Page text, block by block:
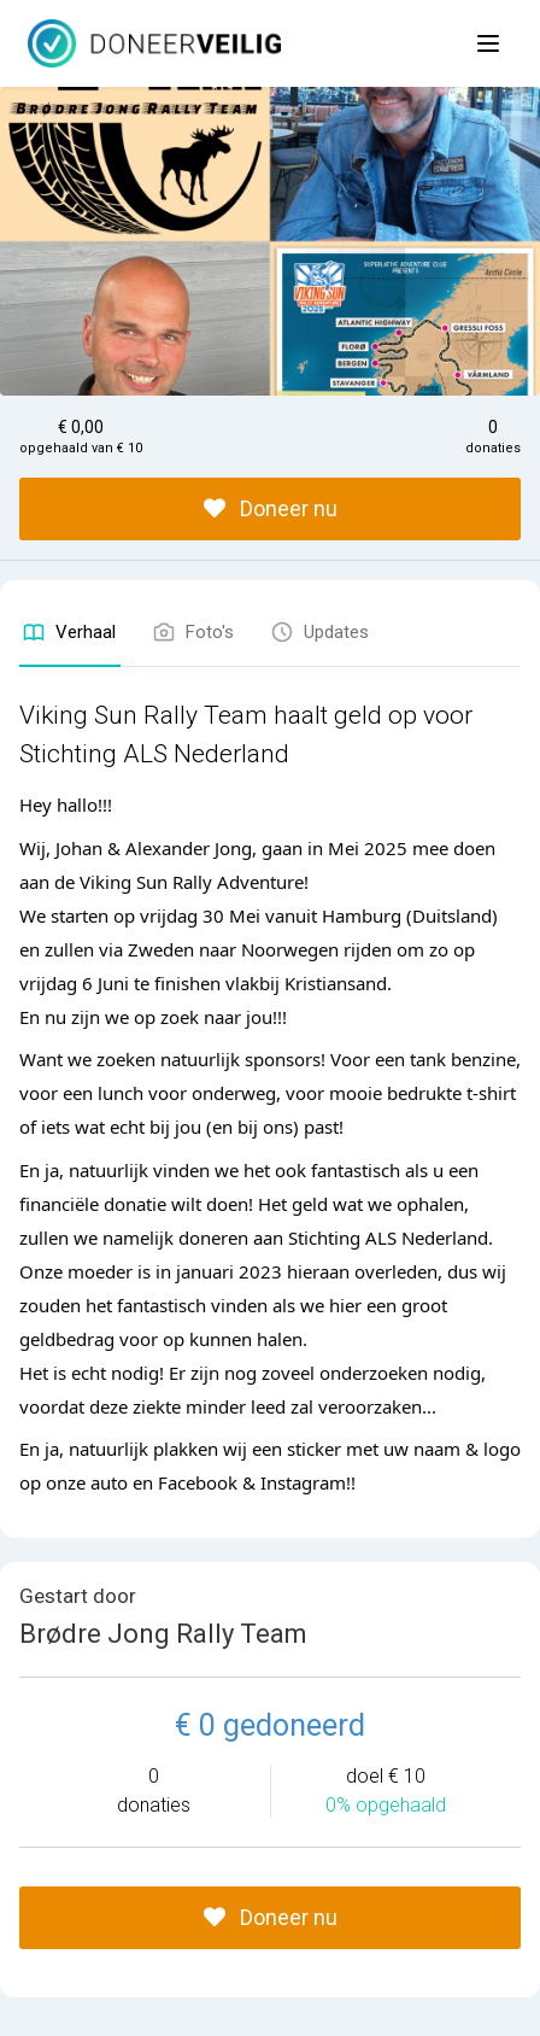
Open
€ 0,00
opgehaald van € 10
0
donaties
Doneer nu
Verhaal Foto's Updates
Viking Sun Rally Team haalt geld op voor
Stichting ALS Nederland
Hey hallo!!!
Wij, Johan & Alexander Jong, gaan in Mei 2025 mee doen
aan de Viking Sun Rally Adventure!
We starten op vrijdag 30 Mei vanuit Hamburg (Duitsland)
en zullen via Zweden naar Noorwegen rijden om zo op
vrijdag 6 Juni te finishen vlakbij Kristiansand.
En nu zijn we op zoek naar jou!!!
Want we zoeken natuurlijk sponsors! Voor een tank benzine,
voor een lunch voor onderweg, voor mooie bedrukte t-shirt
of iets wat echt bij jou (en bij ons) past!
En ja, natuurlijk vinden we het ook fantastisch als u een
financiële donatie wilt doen! Het geld wat we ophalen,
zullen we namelijk doneren aan Stichting ALS Nederland.
Onze moeder is in januari 2023 hieraan overleden, dus wij
zouden het fantastisch vinden als we hier een groot
geldbedrag voor op kunnen halen.
Het is echt nodig! Er zijn nog zoveel onderzoeken nodig,
voordat deze ziekte minder leed zal veroorzaken...
En ja, natuurlijk plakken wij een sticker met uw naam & logo
op onze auto en Facebook & Instagram!!
Gestart door
Brødre Jong Rally Team
€ 0 gedoneerd
0
donaties
doel € 10
0% opgehaald
Doneer nu